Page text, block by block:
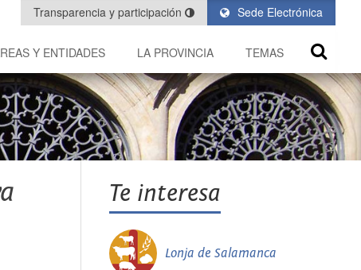
Sede Electrónica
Transparencia y participación
Y ENTIDADES LA PROVINCIA TEMAS
Te interesa
Lonja de Salamanca